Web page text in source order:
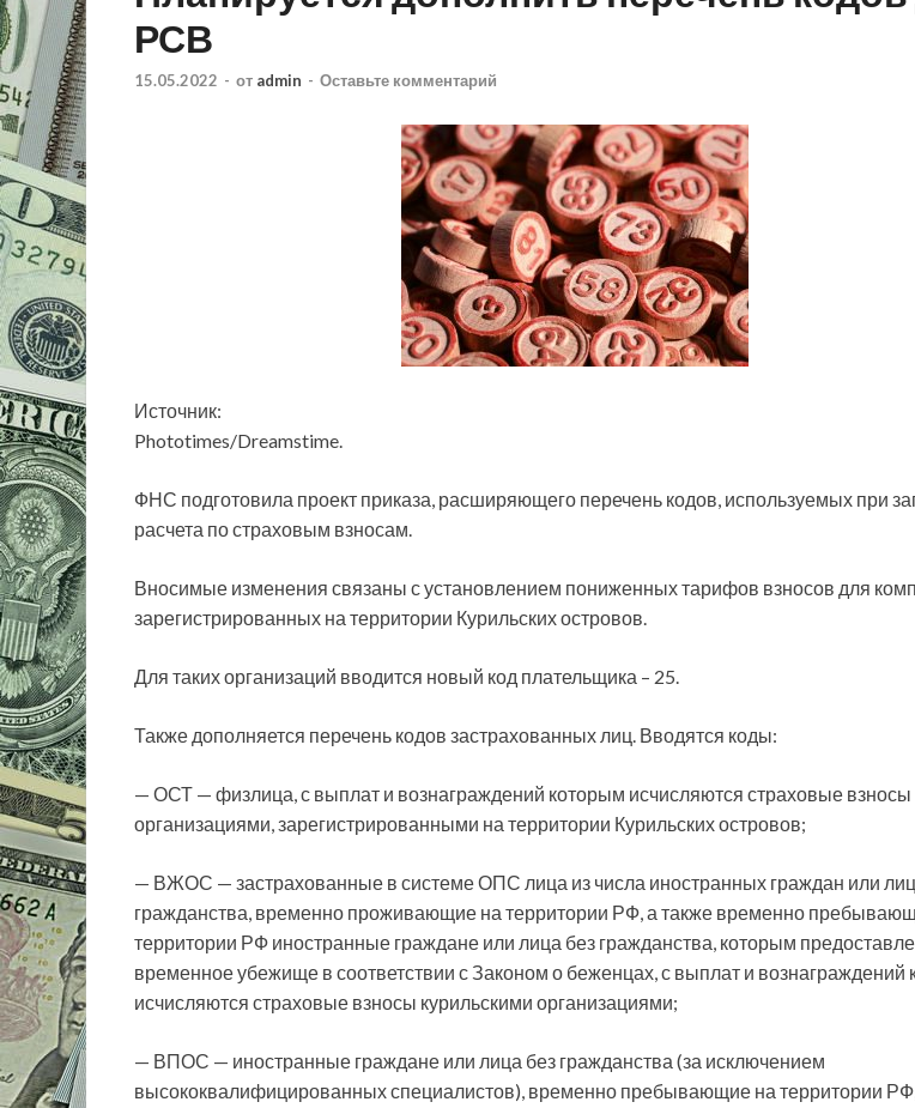
РСВ
15.05.2022 - от admin - Оставьте комментарий
Источник:
Phototimes/Dreamstime.
ФНС подготовила проект приказа, расширяющего перечень кодов, используемых при
расчета по страховым взносам.
Вносимые изменения связаны с установлением пониженных тарифов взносов для
зарегистрированных на территории Курильских островов.
Для таких организаций вводится новый код плательщика – 25.
Также дополняется перечень кодов застрахованных лиц. Вводятся коды:
— ОСТ — физлица, с выплат и вознаграждений которым исчисляются страховые взносы
организациями, зарегистрированными на территории Курильских островов;
— ВЖОС — застрахованные в системе ОПС лица из числа иностранных граждан или
гражданства, временно проживающие на территории РФ, а также временно
территории РФ иностранные граждане или лица без гражданства, которым
временное убежище в соответствии с Законом о беженцах, с выплат и вознаграждений
исчисляются страховые взносы курильскими организациями;
— ВПОС — иностранные граждане или лица без гражданства (за исключением
высококвалифицированных специалистов), временно пребывающие на территории